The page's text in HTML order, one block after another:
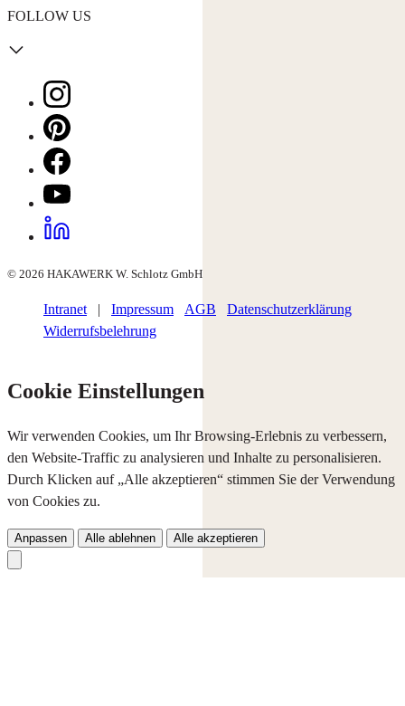
FOLLOW US
© 2026 HAKAWERK W. Schlotz GmbH
Intranet | Impressum AGB
Datenschutzerklärung
Widerrufsbelehrung
Cookie Einstellungen
Wir verwenden Cookies, um Ihr Browsing-Erlebnis zu verbessern,
den Website-Traffic zu analysieren und Inhalte zu personalisieren.
Durch Klicken auf „Alle akzeptieren“ stimmen Sie der Verwendung
von Cookies zu.
Anpassen Alle ablehnen Alle akzeptieren